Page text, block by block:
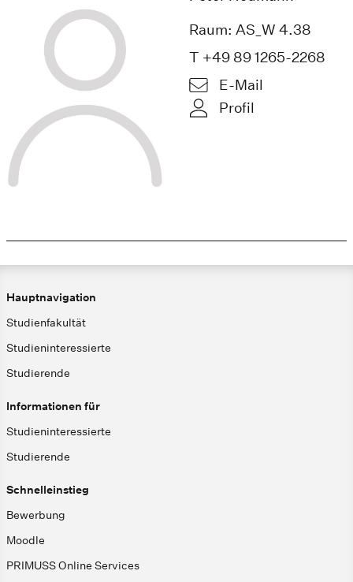
Raum: AS_W 4.38
T +49 89 1265-2268
E-Mail
Profil
Hauptnavigation
Studienfakultät
Studieninteressierte
Studierende
Informationen für
Studieninteressierte
Studierende
Schnelleinstieg
Bewerbung
Moodle
PRIMUSS Online Services